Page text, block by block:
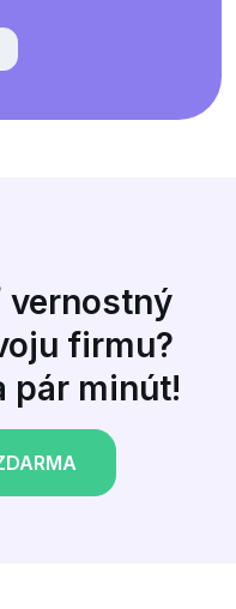
firmu?
pár minút!